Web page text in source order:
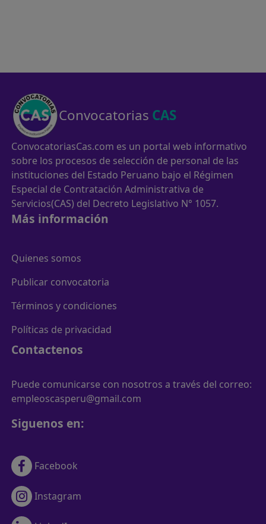
Convocatorias CAS
ConvocatoriasCas.com es un portal web informativo
sobre los procesos de selección de personal de las
instituciones del Estado Peruano bajo el Régimen
Especial de Contratación Administrativa de
Servicios(CAS) del Decreto Legislativo N° 1057.
Más información
Quienes somos
Publicar convocatoria
Términos y condiciones
Políticas de privacidad
Contactenos
Puede comunicarse con nosotros a través del correo:
empleoscasperu@gmail.com
Siguenos en:
Facebook
Instagram